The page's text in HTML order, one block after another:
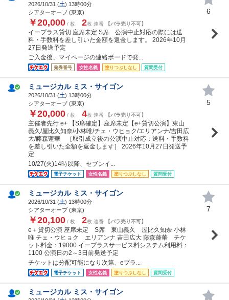
2026/10/31 (土) 13時00分
シアターオーブ (東京)
￥20,000 / 枚 2枚 連番 【バラ売り不可】
イープラス貸切 座席未定 S席 公演中止対応の際には送
料・手数料を差し引いた金額を返金します。 2026年10月
27日発送予定
ご入金後、マイページの連絡ボードで発...
発券番号 女性名義 塗りつぶしなし 質問受付
6
ミュージカル ミス・サイゴン
2026/10/31 (土) 13時00分
シアターオーブ (東京)
￥20,000 / 枚 4枚 連番 【バラ売り不可】
主催者先行 e+ 【S席確定】座席未定【e+貸切公演】東山
義久/屋比久知奈/小林唯/チェ・ウヒョク/エリアンナ/吉田広
大/藤森蓮華 ［取引成立後の公演中止対応：送料・手数料
を差し引いた全額を返金します］ 2026年10月27日発送予
定
10/27(火)14時以降、セブンイ...
電子チケット 女性名義 塗りつぶしなし 質問受付
5
ミュージカル ミス・サイゴン
2026/10/31 (土) 13時00分
シアターオーブ (東京)
￥20,100 / 枚 2枚 連番 【バラ売り不可】
e＋貸切公演 座席未定 S席 東山義久 屋比久知奈 小林
唯 チェ・ウヒョク エリアンナ 吉田広大 藤森蓮華 チケ
ット料金：19000 イープラスサービス料システム利用料：
1100 公演日の2～3日前発送予定
チケットは分配可能になり次第、eプラ...
電子チケット 女性名義 塗りつぶしなし 質問受付
7
ミュージカル ミス・サイゴン